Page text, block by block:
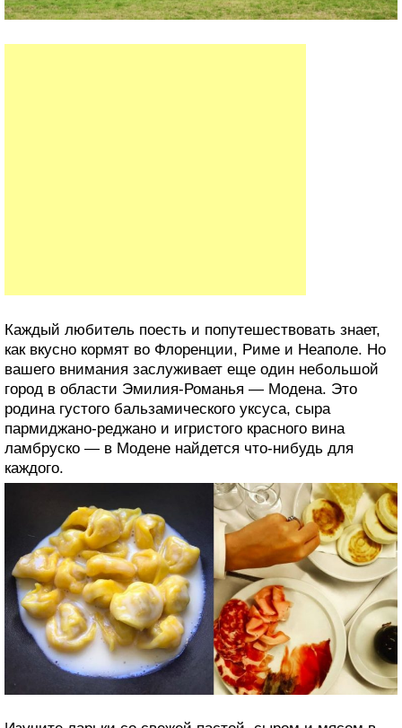
мечты
Каждый любитель поесть и попутешествовать знает,
как вкусно кормят во Флоренции, Риме и Неаполе. Но
вашего внимания заслуживает еще один небольшой
город в области Эмилия-Романья — Модена. Это
родина густого бальзамического уксуса, сыра
пармиджано-реджано и игристого красного вина
ламбруско — в Модене найдется что-нибудь для